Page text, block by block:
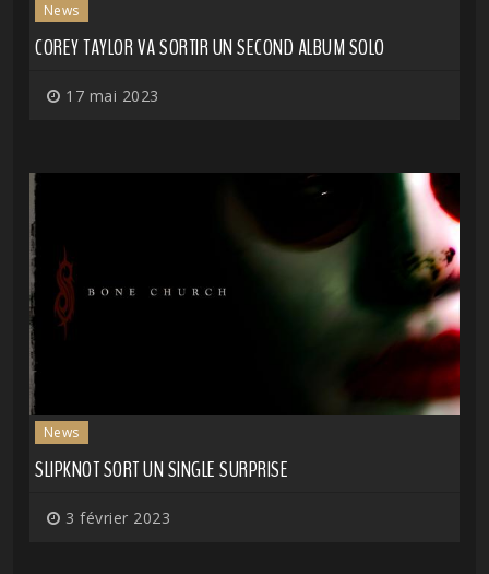
News
COREY TAYLOR VA SORTIR UN SECOND ALBUM SOLO
17 mai 2023
News
SLIPKNOT SORT UN SINGLE SURPRISE
3 février 2023